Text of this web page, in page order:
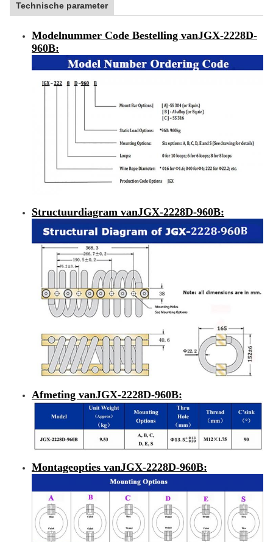
Technische parameter
Modelnummer Code Bestelling vanJGX-2228D-
960B:
Structuurdiagram vanJGX-2228D-960B:
Afmeting vanJGX-2228D-960B:
Montageopties vanJGX-2228D-960B: